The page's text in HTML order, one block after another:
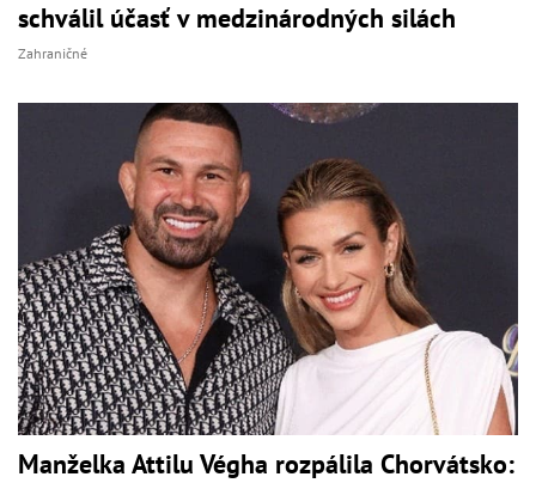
schválil účasť v medzinárodných silách
Zahraničné
Manželka Attilu Végha rozpálila Chorvátsko: